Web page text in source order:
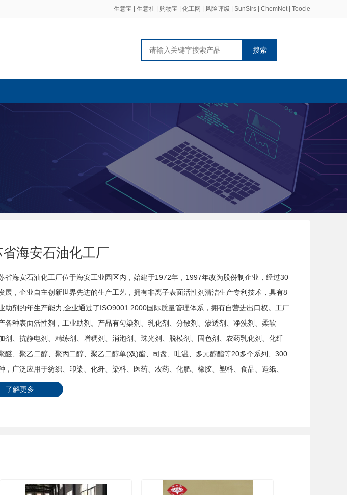
生意宝 生意社 购物宝 化工网 风险评级 SunSirs ChemNet| Toocle
搜索
海安石油化工厂
海安石油化工厂位于海安工业园区内，始建于1972年，1997年改为股份制企业，经过30
展，企业自主创新世界先进的生产工艺，拥有非离子表面活性剂清洁生产专利技术，具有8
助剂的年生产能力,企业通过了ISO9001:2000国际质量管理体系，拥有自营进出口权。工厂
各种表面活性剂，工业助剂。产品有匀染剂、乳化剂、分散剂、渗透剂、净洗剂、柔软
剂、抗静电剂、精练剂、增稠剂、消泡剂、珠光剂、脱模剂、固色剂、农药乳化剂、化纤
醚、聚乙二醇、聚丙二醇、聚乙二醇单(双)酯、司盘、吐温、多元醇酯等20多个系列、300
，广泛应用于纺织、印染、化纤、染料、医药、农药、化肥、橡胶、塑料、食品、造纸、
化、涂料、金属加工、环保、混凝土等领域。 工厂注重技术投入，设立产品研究机
从事产品的技术研究和开发应用工作，服务用户，开拓市场。广大用户需要特殊规格的表
了解更多